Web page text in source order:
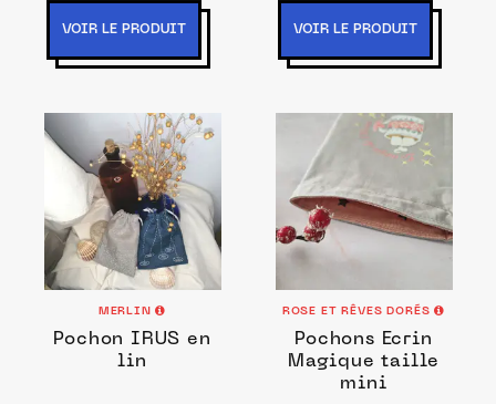
VOIR LE PRODUIT VOIR LE PRODUIT
MERLIN
Pochon IRUS en
lin
ROSE ET RÊVES DORÉS
Pochons Ecrin
Magique taille
mini